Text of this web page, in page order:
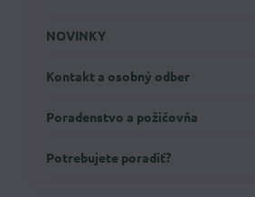
NOVINKY
Kontakt a osobný odber
Poradenstvo a požičovňa
Potrebujete poradiť?